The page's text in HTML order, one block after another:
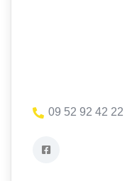
09 52 92 42 22